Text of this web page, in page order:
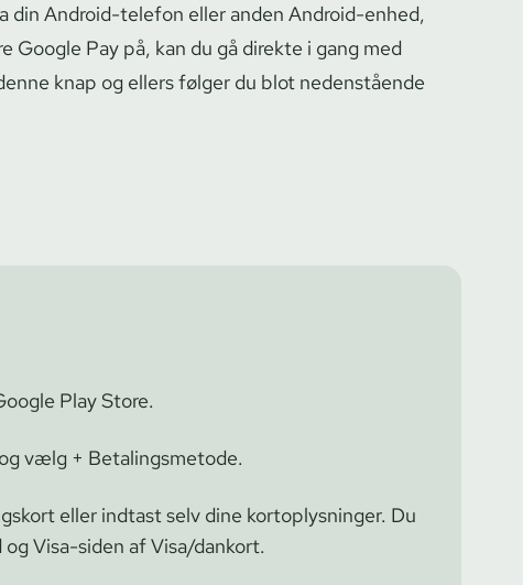
din Android-telefon eller anden Android-enhed,
Google Pay på, kan du gå direkte i gang med
knap og ellers følger du blot nedenstående
Play Store.
vælg + Betalingsmetode.
eller indtast selv dine kortoplysninger. Du
Visa-siden af Visa/dankort.